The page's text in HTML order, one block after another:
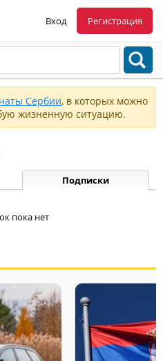
Вход Регистрация
Сербии, в которых можно
жизненную ситуацию.
Подписки
пока нет